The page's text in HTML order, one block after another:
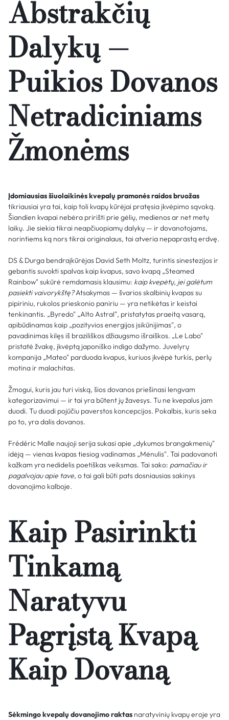
Abstrakčių
Dalykų —
Puikios Dovanos
Netradiciniams
Žmonėms
Įdomiausias šiuolaikinės kvepalų pramonės raidos bruožas
tikriausiai yra tai, kaip toli kvapų kūrėjai pratęsia įkvėpimo sąvoką.
Šiandien kvapai nebėra pririšti prie gėlių, medienos ar net metų
laikų. Jie siekia tikrai neapčiuopiamų dalykų — ir dovanotojams,
norintiems ką nors tikrai originalaus, tai atveria nepaprastą erdvę.
DS & Durga bendraįkūrėjas David Seth Moltz, turintis sinestezijos ir
gebantis suvokti spalvas kaip kvapus, savo kvapą „Steamed
Rainbow" sukūrė remdamasis klausimu: kaip kvepėtų, jei galėtum
pasiekti vaivorykštę?Atsakymas — švarios skalbinių kvapas su
pipiriniu, rukolos prieskonio paniriu — yra netikėtas ir keistai
tenkinantis. „Byredo" „Alto Astral", pristatytas praeitą vasarą,
apibūdinamas kaip „pozityvios energijos įsikūnijimas", o
pavadinimas kilęs iš braziliškos džiaugsmo išraiškos. „Le Labo"
pristatė žvakę, įkvėptą japoniško indigo dažymo. Juvelyrų
kompanija „Mateo" parduoda kvapus, kuriuos įkvėpė turkis, perlų
motina ir malachitas.
Žmogui, kuris jau turi viską, šios dovanos priešinasi lengvam
kategorizavimui — ir tai yra būtent jų žavesys. Tu ne kvepalus jam
duodi. Tu duodi pojūčiu paverstos koncepcijos. Pokalbis, kuris seka
po to, yra dalis dovanos.
Frédéric Malle naujoji serija sukasi apie „dykumos brangakmenių"
idėją — vienas kvapas tiesiog vadinamas „Mėnulis". Tai padovanoti
kažkam yra nedidelis poetiškas veiksmas. Tai sako: pamačiau ir
pagalvojau apie tave, o tai gali būti pats dosniausias sakinys
dovanojimo kalboje.
Kaip Pasirinkti
Tinkamą
Naratyvu
Pagrįstą Kvapą
Kaip Dovaną
Sėkmingo kvepalų dovanojimo raktas naratyvinių kvapų eroje yra